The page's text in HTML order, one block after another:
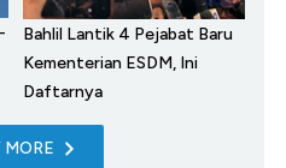
Bahlil Lantik 4 Pejabat Baru
Kementerian ESDM, Ini
Daftarnya